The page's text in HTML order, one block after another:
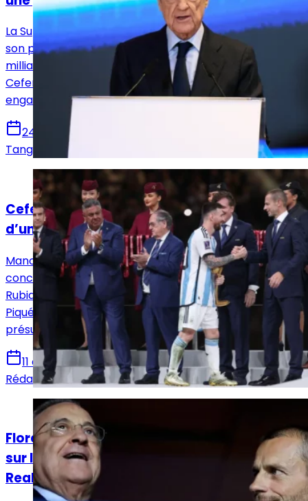
La Superligue et le Real Madrid, par l'intermédiaire de
son président Florentino Pérez, demandent 4,5
milliards d’euros de dédommagements à Aleksander
Ceferin, président de l’UEFA. Une action en justice est
engagée.
24 novembre 2025
Tanguy Soyer
Actualités
Ceferin, Rubiales, Messi et Piqué au cœur
d’une dénonciation pénale
Manos Limpias a effectué une dénonciation pénale qui
concerne Ceferin, actuel président de l’UEFA, Luis
Rubiales, ex-président de la RFEF ainsi que Messi et
Piqué. Le syndicat accuse les quatre homme d’un
présumé détournement de fonds.
11 décembre 2024
Rédaction Le Journal du Real
Actualités
Florentino Pérez va tirer à boulets rouges
sur l’UEFA lors de l’Assemblée générale du
Real Madrid